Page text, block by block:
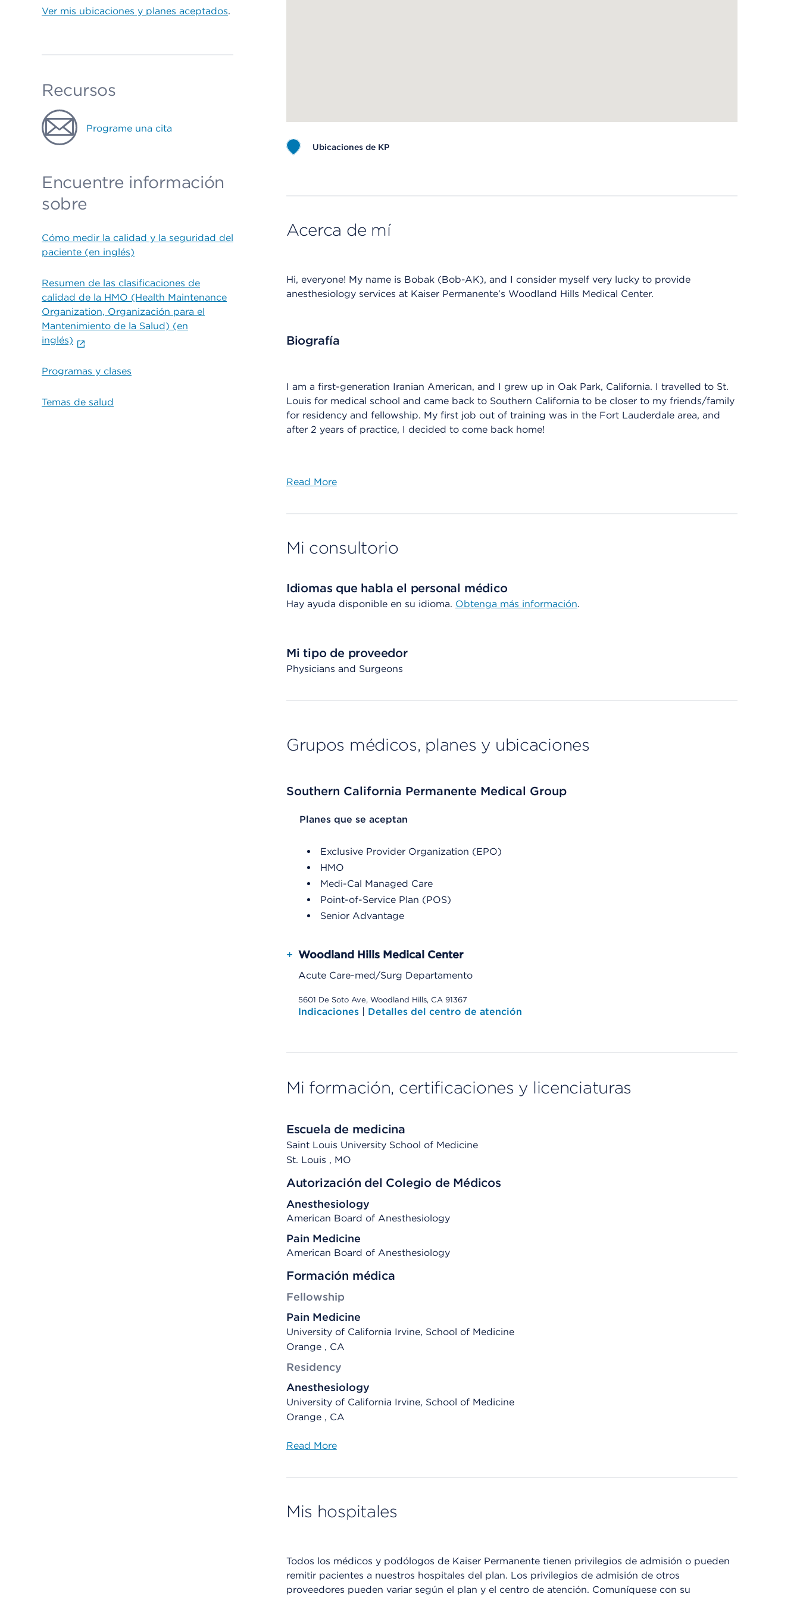
Ver mis ubicaciones y planes aceptados.
Recursos
Programe una cita
Encuentre información
sobre
Cómo medir la calidad y la seguridad del
paciente (en inglés)
Resumen de las clasificaciones de
calidad de la HMO (Health Maintenance
Organization, Organización para el
Mantenimiento de la Salud) (en
inglés)
Programas y clases
Temas de salud
Ubicaciones de KP
Acerca de mí
Hi, everyone! My name is Bobak (Bob-AK), and I consider myself very lucky to provide
anesthesiology services at Kaiser Permanente’s Woodland Hills Medical Center.
Biografía
I am a first-generation Iranian American, and I grew up in Oak Park, California. I travelled to St.
Louis for medical school and came back to Southern California to be closer to my friends/family
for residency and fellowship. My first job out of training was in the Fort Lauderdale area, and
after 2 years of practice, I decided to come back home!
Read More
Mi consultorio
Idiomas que habla el personal médico
Hay ayuda disponible en su idioma. Obtenga más información.
Mi tipo de proveedor
Physicians and Surgeons
Grupos médicos, planes y ubicaciones
Southern California Permanente Medical Group
List Header Planes que se aceptan
Planes que se aceptan
Exclusive Provider Organization (EPO)
HMO
Medi-Cal Managed Care
Point-of-Service Plan (POS)
Senior Advantage
+ Woodland Hills Medical Center
Acute Care-med/Surg Departamento
5601 De Soto Ave, Woodland Hills, CA 91367
Indicaciones | Detalles del centro de atención
Mi formación, certificaciones y licenciaturas
Escuela de medicina
Saint Louis University School of Medicine
St. Louis , MO
Autorización del Colegio de Médicos
Anesthesiology
American Board of Anesthesiology
Pain Medicine
American Board of Anesthesiology
Formación médica
Fellowship
Pain Medicine
University of California Irvine, School of Medicine
Orange , CA
Residency
Anesthesiology
University of California Irvine, School of Medicine
Orange , CA
Read More
Mis hospitales
Todos los médicos y podólogos de Kaiser Permanente tienen privilegios de admisión o pueden
remitir pacientes a nuestros hospitales del plan. Los privilegios de admisión de otros
proveedores pueden variar según el plan y el centro de atención. Comuníquese con su